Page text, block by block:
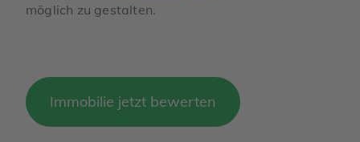
möglich zu gestalten.
Immobilie jetzt bewerten